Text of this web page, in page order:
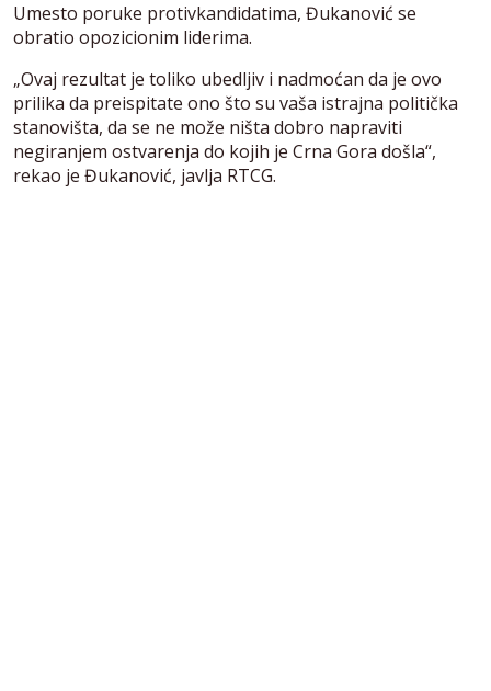
Umesto poruke protivkandidatima, Đukanović se
obratio opozicionim liderima.
„Ovaj rezultat je toliko ubedljiv i nadmoćan da je ovo
prilika da preispitate ono što su vaša istrajna politička
stanovišta, da se ne može ništa dobro napraviti
negiranjem ostvarenja do kojih je Crna Gora došla“,
rekao je Đukanović, javlja RTCG.